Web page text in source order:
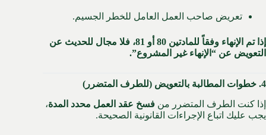
تعريض صاحب العمل العامل للخطر الجسيم.
إذا تم الإنهاء وفقاً للمادتين 80 أو 81، فلا مجال للحديث عن
التعويض عن “الإنهاء غير المشروع”.
4. خطوات المطالبة بالتعويض (للطرف المتضرر)
إذا كنت الطرف المتضرر من فسخ عقد العمل محدد المدة،
يجب عليك اتباع الإجراءات القانونية الصحيحة.